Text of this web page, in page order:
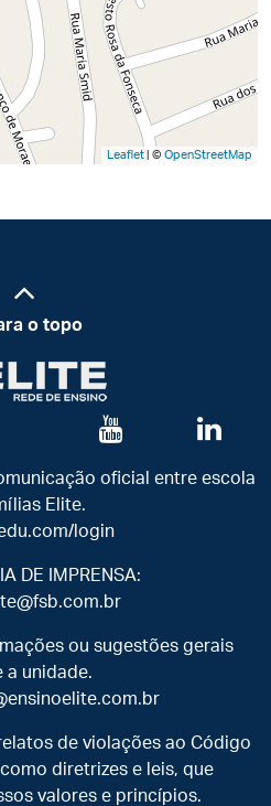
Leaflet | © OpenStreetMap
o topo
oficial entre escola
Elite.
login
DE IMPRENSA:
ou sugestões gerais
a unidade.
de violações ao Código
diretrizes e leis, que
valores e princípios.